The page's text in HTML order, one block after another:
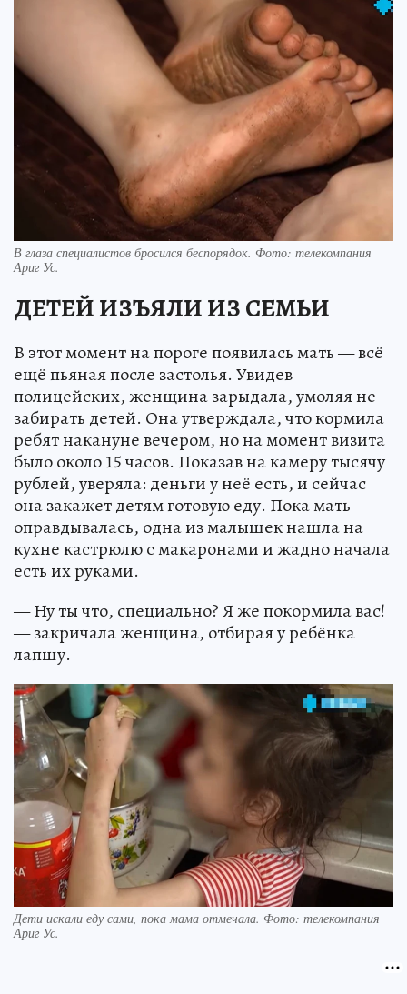
В глаза специалистов бросился беспорядок. Фото: телекомпания
Ариг Ус.
ДЕТЕЙ ИЗЪЯЛИ ИЗ СЕМЬИ
В этот момент на пороге появилась мать — всё
ещё пьяная после застолья. Увидев
полицейских, женщина зарыдала, умоляя не
забирать детей. Она утверждала, что кормила
ребят накануне вечером, но на момент визита
было около 15 часов. Показав на камеру тысячу
рублей, уверяла: деньги у неё есть, и сейчас
она закажет детям готовую еду. Пока мать
оправдывалась, одна из малышек нашла на
кухне кастрюлю с макаронами и жадно начала
есть их руками.
— Ну ты что, специально? Я же покормила вас!
— закричала женщина, отбирая у ребёнка
лапшу.
Дети искали еду сами, пока мама отмечала. Фото: телекомпания
Ариг Ус.